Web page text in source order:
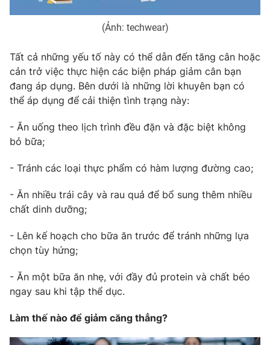
(Ảnh: techwear)
Tất cả những yếu tố này có thể dẫn đến tăng cân hoặc
cản trở việc thực hiện các biện pháp giảm cân bạn
đang áp dụng. Bên dưới là những lời khuyên bạn có
thể áp dụng để cải thiện tình trạng này:
- Ăn uống theo lịch trình đều đặn và đặc biệt không
bỏ bữa;
- Tránh các loại thực phẩm có hàm lượng đường cao;
- Ăn nhiều trái cây và rau quả để bổ sung thêm nhiều
chất dinh dưỡng;
- Lên kế hoạch cho bữa ăn trước để tránh những lựa
chọn tùy hứng;
- Ăn một bữa ăn nhẹ, với đầy đủ protein và chất béo
ngay sau khi tập thể dục.
Làm thế nào để giảm căng thẳng?